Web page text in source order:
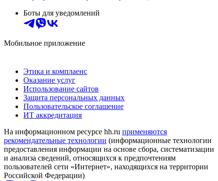
Боты для уведомлений
Мобильное приложение
Этика и комплаенс
Оказание услуг
Использование сайтов
Защита персональных данных
Пользовательское соглашение
ИТ аккредитация
На информационном ресурсе hh.ru применяются
рекомендательные технологии (информационные технологии
предоставления информации на основе сбора, систематизации
и анализа сведений, относящихся к предпочтениям
пользователей сети «Интернет», находящихся на территории
Российской Федерации)